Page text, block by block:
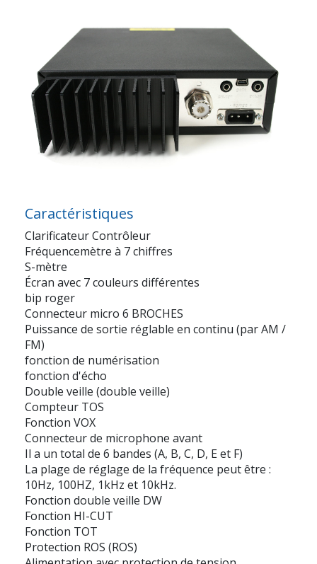
Caractéristiques
Clarificateur Contrôleur
Fréquencemètre à 7 chiffres
S-mètre
Écran avec 7 couleurs différentes
bip roger
Connecteur micro 6 BROCHES
Puissance de sortie réglable en continu (par AM /
FM)
fonction de numérisation
fonction d'écho
Double veille (double veille)
Compteur TOS
Fonction VOX
Connecteur de microphone avant
Il a un total de 6 bandes (A, B, C, D, E et F)
La plage de réglage de la fréquence peut être :
10Hz, 100HZ, 1kHz et 10kHz.
Fonction double veille DW
Fonction HI-CUT
Fonction TOT
Protection ROS (ROS)